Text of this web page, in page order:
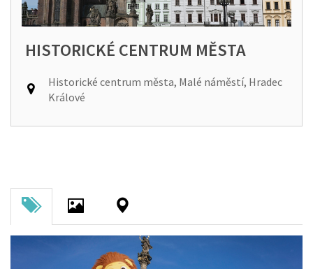
HISTORICKÉ CENTRUM MĚSTA
Historické centrum města, Malé náměstí, Hradec
Králové